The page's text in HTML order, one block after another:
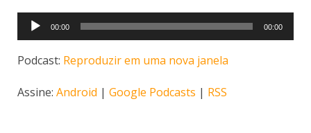
Tocador
de
áudio
00:00 00:00
Podcast: Reproduzir em uma nova janela
Assine: Android | Google Podcasts | RSS